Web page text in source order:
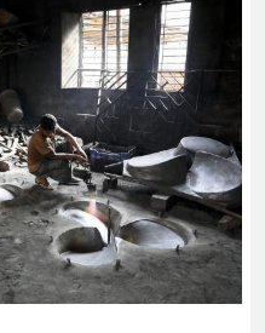
গুরুত্বপূর্ণ ভূমিকা রাখছে: ওয়াসি আজম
আন্তর্জাতিক মানের প্যারা
নিয়েছে সরকার
নদী দূষণ রোধে সমন্বিত
নেই : প্রধানমন্ত্রী
লালমনিরহাটে মাদকসহ